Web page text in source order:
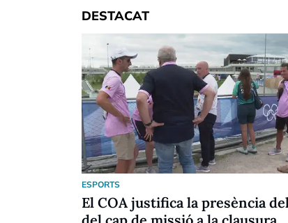
DESTACAT
ESPORTS
El COA justifica la presència